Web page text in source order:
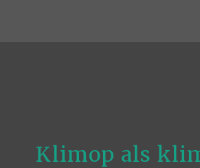
Klimop als